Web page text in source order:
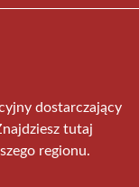
dostarczający
tutaj
regionu.